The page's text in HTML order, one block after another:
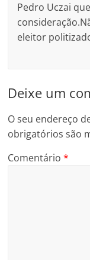
Pedro Uczai
eleitor
Deixe um
O seu endereço
obrigatórios são
Comentário*